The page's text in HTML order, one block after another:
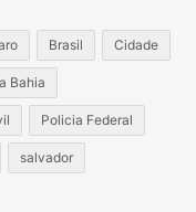
Brasil Cidade
Bahia
Policia Federal
salvador